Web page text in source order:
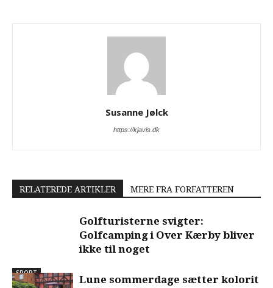
Susanne Jølck
Golfturisterne svigter:
ikke til noget
DET SKER
Lune sommerdage sætter kolorit